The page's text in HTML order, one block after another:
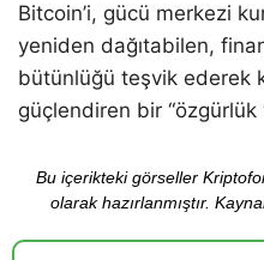
Bitcoin’i, gücü merkezi
yeniden dağıtabilen,
bütünlüğü teşvik ederek
güçlendiren bir “özgürlük
Bu içerikteki görseller
olarak hazırlanmıştır.